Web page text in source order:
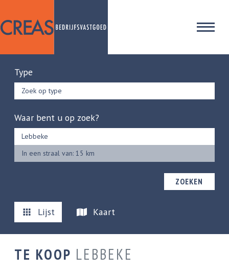
Type
Zoek op type
Waar bent u op zoek?
In een straal van: 15 km
ZOEKEN
Lijst Kaart
TE KOOP LEBBEKE